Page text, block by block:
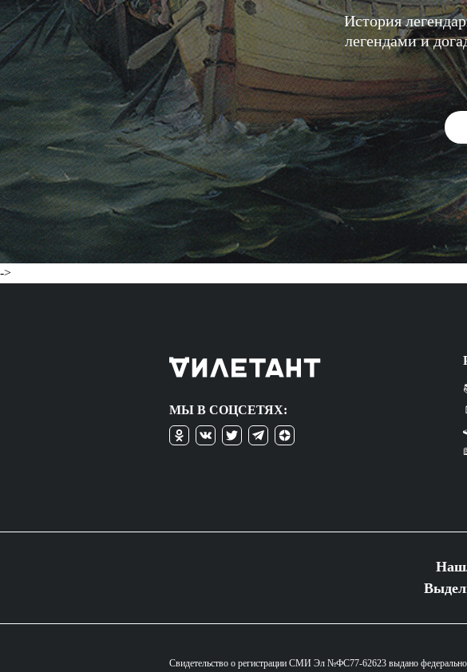
История
легендами и
->
МЫ В СОЦСЕТЯХ:
Свидетельство о регистрации СМИ Эл №ФС77-62623 выдано